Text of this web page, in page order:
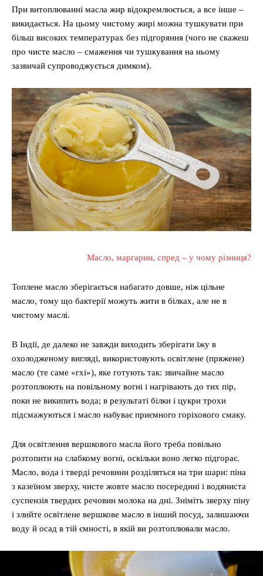
При витоплюванні масла жир відокремлюється, а все інше –
викидається. На цьому чистому жирі можна тушкувати при
більш високих температурах без підгоряння (чого не скажеш
про чисте масло – смаження чи тушкування на ньому
зазвичай супроводжується димком).
Масло, маргарин, спред – у чому різниця?
Топлене масло зберігається набагато довше, ніж цільне
масло, тому що бактерії можуть жити в білках, але не в
чистому маслі.
В Індії, де далеко не завжди виходить зберігати їжу в
охолодженому вигляді, використовують освітлене (пряжене)
масло (те саме «гхі»), яке готують так: звичайне масло
розтоплюють на повільному вогні і нагрівають до тих пір,
поки не википить вода; в результаті білки і цукри трохи
підсмажуються і масло набуває приємного горіхового смаку.
Для освітлення вершкового масла його треба повільно
розтопити на слабкому вогні, оскільки воно легко підгорає.
Масло, вода і тверді речовини розділяться на три шари: піна
з казеїном зверху, чисте жовте масло посередині і водяниста
суспензія твердих речовин молока на дні. Зніміть зверху піну
і злийте освітлене вершкове масло в інший посуд, залишаючи
воду й осад в тій ємності, в якій ви розтоплювали масло.